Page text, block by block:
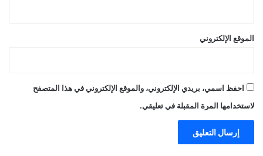
الموقع الإلكتروني
احفظ اسمي، بريدي الإلكتروني، والموقع الإلكتروني في هذا المتصفح
لاستخدامها المرة المقبلة في تعليقي.